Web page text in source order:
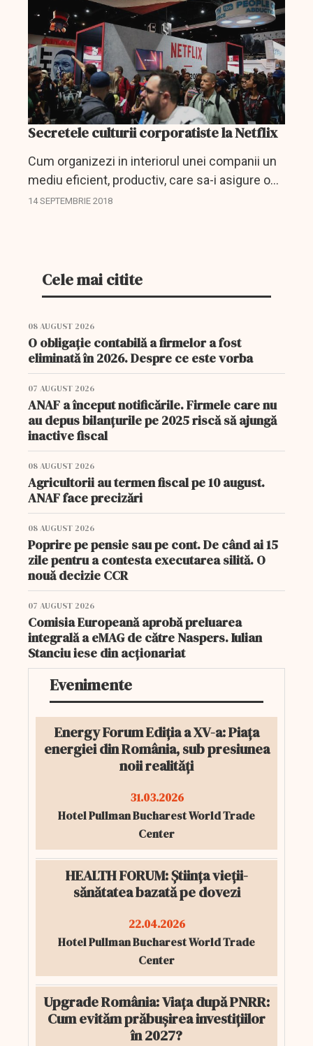
Secretele culturii corporatiste la Netflix
Cum organizezi in interiorul unei companii un
mediu eficient, productiv, care sa-i asigure o
crestere de la 0 la 140 de miliarde cifra de
14 SEPTEMBRIE 2018
Cele mai citite
08 AUGUST 2026
O obligație contabilă a firmelor a fost
eliminată în 2026. Despre ce este vorba
07 AUGUST 2026
ANAF a început notificările. Firmele care nu
au depus bilanțurile pe 2025 riscă să ajungă
inactive fiscal
08 AUGUST 2026
Agricultorii au termen fiscal pe 10 august.
ANAF face precizări
08 AUGUST 2026
Poprire pe pensie sau pe cont. De când ai 15
zile pentru a contesta executarea silită. O
nouă decizie CCR
07 AUGUST 2026
Comisia Europeană aprobă preluarea
integrală a eMAG de către Naspers. Iulian
Stanciu iese din acționariat
Evenimente
Energy Forum Ediția a XV-a: Piața
energiei din România, sub presiunea
noii realități
31.03.2026
Hotel Pullman Bucharest World Trade
Center
HEALTH FORUM: Știința vieții-
sănătatea bazată pe dovezi
22.04.2026
Hotel Pullman Bucharest World Trade
Center
Upgrade România: Viața după PNRR:
Cum evităm prăbușirea investițiilor
în 2027?